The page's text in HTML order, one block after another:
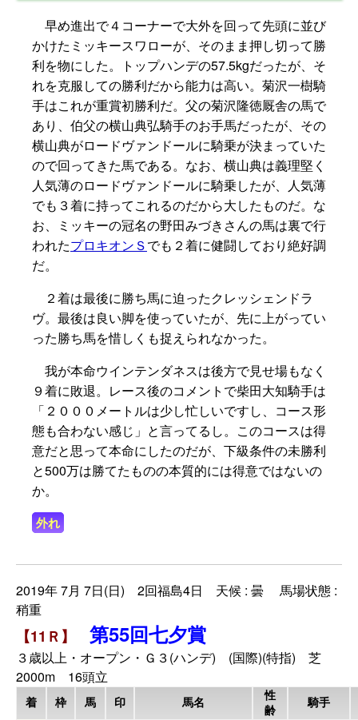
早め進出で４コーナーで大外を回って先頭に並び
かけたミッキースワローが、そのまま押し切って勝
利を物にした。トップハンデの57.5kgだったが、そ
れを克服しての勝利だから能力は高い。菊沢一樹騎
手はこれが重賞初勝利だ。父の菊沢隆徳厩舎の馬で
あり、伯父の横山典弘騎手のお手馬だったが、その
横山典がロードヴァンドールに騎乗が決まっていた
ので回ってきた馬である。なお、横山典は義理堅く
人気薄のロードヴァンドールに騎乗したが、人気薄
でも３着に持ってこれるのだから大したものだ。な
お、ミッキーの冠名の野田みづきさんの馬は裏で行
われたプロキオンＳでも２着に健闘しており絶好調
だ。
２着は最後に勝ち馬に迫ったクレッシェンドラ
ヴ。最後は良い脚を使っていたが、先に上がってい
った勝ち馬を惜しくも捉えられなかった。
我が本命ウインテンダネスは後方で見せ場もなく
９着に敗退。レース後のコメントで柴田大知騎手は
「２０００メートルは少し忙しいですし、コース形
態も合わない感じ」と言ってるし。このコースは得
意だと思って本命にしたのだが、下級条件の未勝利
と500万は勝てたものの本質的には得意ではないの
か。
外れ
2019年 7月 7日(日) 2回福島4日 天候 : 曇 馬場状態 :
稍重
【11Ｒ】 第55回七夕賞
３歳以上・オープン・Ｇ３(ハンデ) (国際)(特指) 芝
2000m 16頭立
着 枠 馬 印 馬名
性
齢
騎手